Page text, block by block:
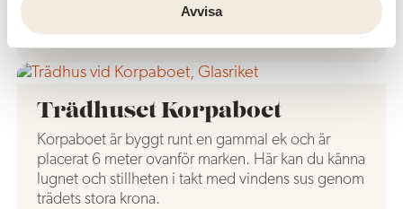
Avvisa
Trädhuset Korpaboet
Korpaboet är byggt runt en gammal ek och är
placerat 6 meter ovanför marken. Här kan du känna
lugnet och stillheten i takt med vindens sus genom
trädets stora krona.